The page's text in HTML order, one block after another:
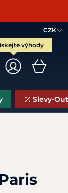
CZK
výhody
Slevy-